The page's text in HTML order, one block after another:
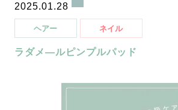
2025.01.28
ヘアー ネイル
ラダメ―ルピンプルパッド